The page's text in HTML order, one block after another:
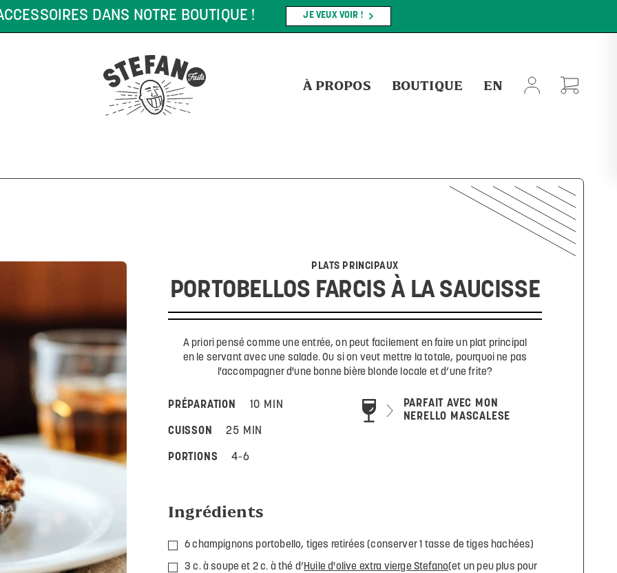
DE 75 $* ET PLUS ! *CERTAINES CONDITIONS PEUVENT S'APPLIQUER.
À PROPOS BOUTIQUE EN
PLATS PRINCIPAUX
PORTOBELLOS FARCIS À LA SAUCISSE
A priori pensé comme une entrée, on peut facilement en faire un plat principal
en le servant avec une salade. Ou si on veut mettre la totale, pourquoi ne pas
l'accompagner d'une bonne bière blonde locale et d’une frite?
PRÉPARATION 10 MIN
CUISSON 25 MIN
PORTIONS 4-6
PARFAIT AVEC MON
NERELLO MASCALESE
Ingrédients
6 champignons portobello, tiges retirées (conserver 1 tasse de tiges hachées)
3 c. à soupe et 2 c. à thé d’ Huile d'olive extra vierge Stefano(et un peu plus pour